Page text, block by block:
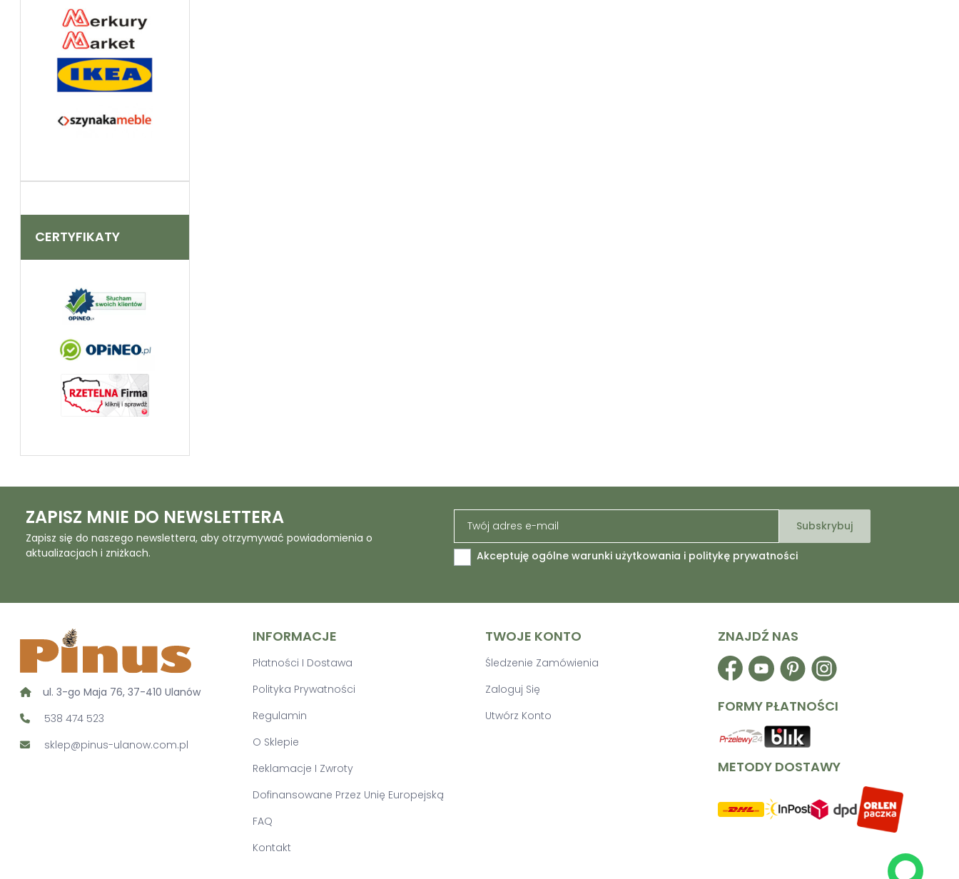
CERTYFIKATY
ZAPISZ MNIE DO NEWSLETTERA
Zapisz się do naszego newslettera, aby otrzymywać powiadomienia o
aktualizacjach i zniżkach.
Akceptuję ogólne warunki użytkowania i politykę prywatności
ul. 3-go Maja 76, 37-410 Ulanów
538 474 523
sklep@pinus-ulanow.com.pl
INFORMACJE
Płatności I Dostawa
Polityka Prywatności
Regulamin
O Sklepie
Reklamacje I Zwroty
Dofinansowane Przez Unię Europejską
FAQ
Kontakt
TWOJE KONTO
Śledzenie Zamówienia
Zaloguj Się
Utwórz Konto
ZNAJDŹ NAS
FORMY PŁATNOŚCI
METODY DOSTAWY